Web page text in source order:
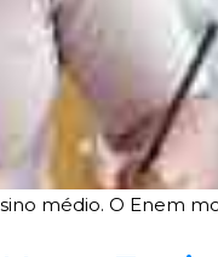
médio. O Enem